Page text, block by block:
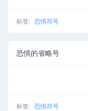
标签: 恐惧符号
恐惧的省略号
标签: 恐惧符号